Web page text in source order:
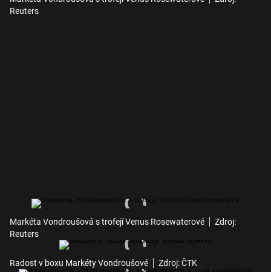
Reuters
Markéta Vondroušová s trofejí Venus Rosewaterové
Zdroj:
Reuters
Radost v boxu Markéty Vondroušové Zdroj: ČTK